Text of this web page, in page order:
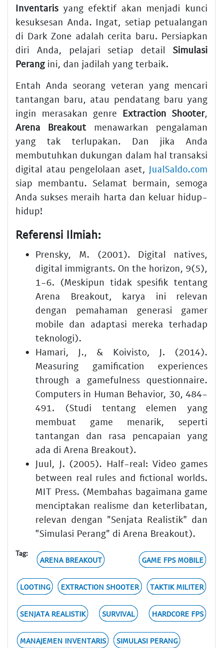
Inventarisyang efektif akan menjadi kunci
kesuksesan Anda. Ingat, setiap petualangan
di Dark Zone adalah cerita baru. Persiapkan
diri Anda, pelajari setiap detail Simulasi
Perangini, dan jadilah yang terbaik.
Entah Anda seorang veteran yang mencari
tantangan baru, atau pendatang baru yang
ingin merasakan genre Extraction Shooter,
Arena Breakout menawarkan pengalaman
yang tak terlupakan. Dan jika Anda
membutuhkan dukungan dalam hal transaksi
digital atau pengelolaan aset, JualSaldo.com
siap membantu. Selamat bermain, semoga
Anda sukses meraih harta dan keluar hidup-
hidup!
Referensi Ilmiah:
Prensky, M. (2001). Digital natives,
digital immigrants. On the horizon, 9(5),
1-6. (Meskipun tidak spesifik tentang
Arena Breakout, karya ini relevan
dengan pemahaman generasi gamer
mobile dan adaptasi mereka terhadap
teknologi).
Hamari, J., & Koivisto, J. (2014).
Measuring gamification experiences
through a gamefulness questionnaire.
Computers in Human Behavior, 30, 484-
491. (Studi tentang elemen yang
membuat game menarik, seperti
tantangan dan rasa pencapaian yang
ada di Arena Breakout).
Juul, J. (2005). Half-real: Video games
between real rules and fictional worlds.
MIT Press. (Membahas bagaimana game
menciptakan realisme dan keterlibatan,
relevan dengan "Senjata Realistik" dan
"Simulasi Perang" di Arena Breakout).
Tag:
ARENA BREAKOUT GAME FPS MOBILE
LOOTING EXTRACTION SHOOTER TAKTIK MILITER
SENJATA REALISTIK SURVIVAL HARDCORE FPS
MANAJEMEN INVENTARIS SIMULASI PERANG